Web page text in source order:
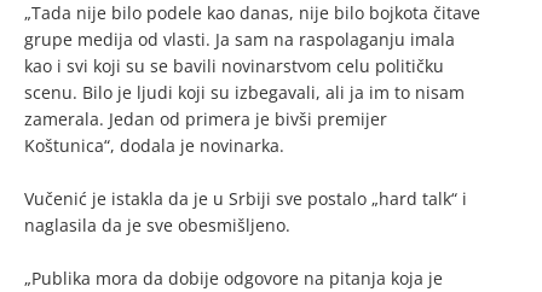
„Tada nije bilo podele kao danas, nije bilo bojkota čitave
grupe medija od vlasti. Ja sam na raspolaganju imala
kao i svi koji su se bavili novinarstvom celu političku
scenu. Bilo je ljudi koji su izbegavali, ali ja im to nisam
zamerala. Jedan od primera je bivši premijer
Koštunica“, dodala je novinarka.
Vučenić je istakla da je u Srbiji sve postalo „hard talk“ i
naglasila da je sve obesmišljeno.
„Publika mora da dobije odgovore na pitanja koja je